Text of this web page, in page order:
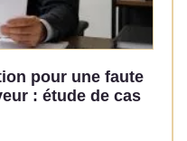
pour une faute
: étude de cas